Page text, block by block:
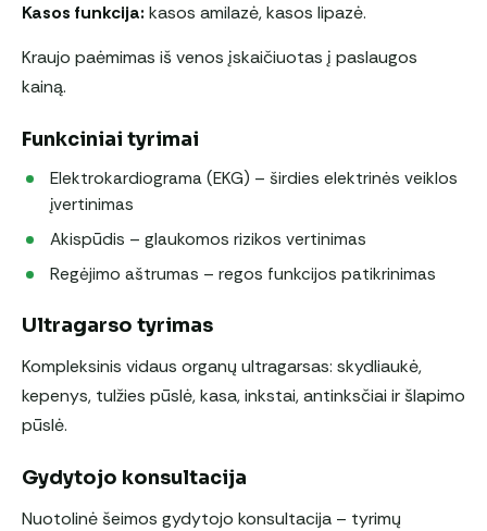
Kasos funkcija: kasos amilazė, kasos lipazė.
Kraujo paėmimas iš venos įskaičiuotas į paslaugos
kainą.
Funkciniai tyrimai
Elektrokardiograma (EKG) – širdies elektrinės veiklos
įvertinimas
Akispūdis – glaukomos rizikos vertinimas
Regėjimo aštrumas – regos funkcijos patikrinimas
Ultragarso tyrimas
Kompleksinis vidaus organų ultragarsas: skydliaukė,
kepenys, tulžies pūslė, kasa, inkstai, antinksčiai ir šlapimo
pūslė.
Gydytojo konsultacija
Nuotolinė šeimos gydytojo konsultacija – tyrimų